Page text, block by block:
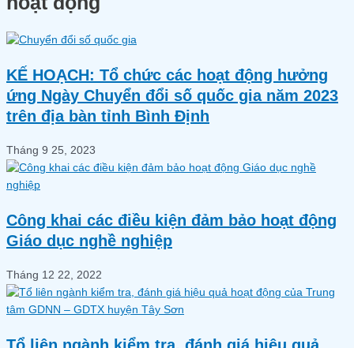
KẾ HOẠCH: Tổ chức các hoạt động hưởng
ứng Ngày Chuyển đổi số quốc gia năm 2023
trên địa bàn tỉnh Bình Định
Tháng 9 25, 2023
Công khai các điều kiện đảm bảo hoạt động
Giáo dục nghề nghiệp
Tháng 12 22, 2022